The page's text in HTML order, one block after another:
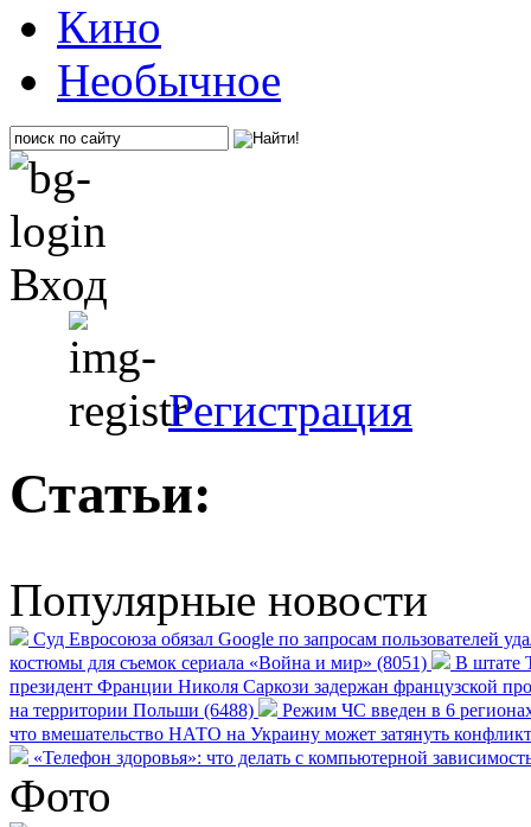
Кино
Необычное
Вход
Регистрация
Статьи:
Популярные новости
Суд Евросоюза обязал Google по запросам пользователей
костюмы для съемок сериала «Война и мир» (8051)
В штате
президент Франции Николя Саркози задержан французской
на территории Польши (6488)
Режим ЧС введен в 6
что вмешательство НАТО на Украину может затянуть
«Телефон здоровья»: что делать с компьютерной
Фото